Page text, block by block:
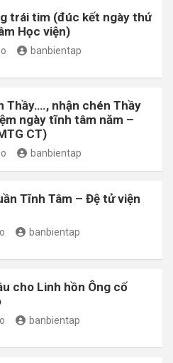
trái tim (đúc kết ngày thứ
Học viện)
banbientap
Thầy…., nhận chén Thầy
ngày tĩnh tâm năm –
CT)
banbientap
Tĩnh Tâm – Đệ tử viện
banbientap
cho Linh hồn Ông cố
banbientap